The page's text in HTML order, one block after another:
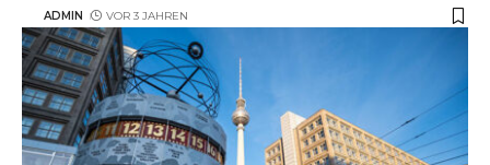
ADMIN VOR 3 JAHREN